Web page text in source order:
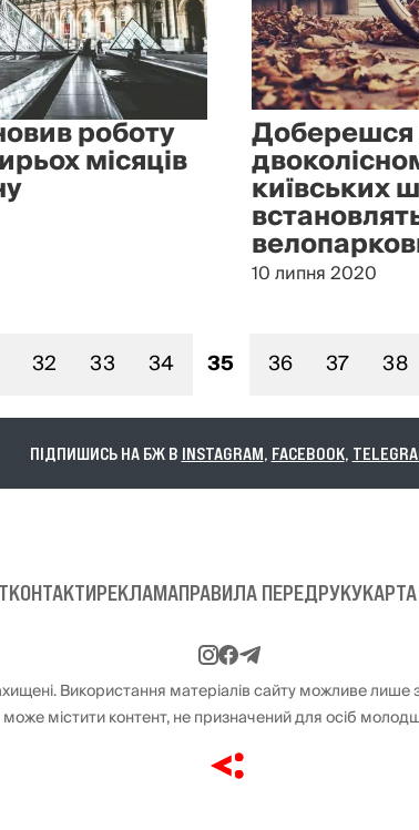
роботу
місяців
Доберешся
київських
10 липня 2020
32 33 34 35 36 37 38
ПІДПИШИСЬ НА БЖ В INSTAGRAM, FACEBOOK,
КОНТАКТИРЕКЛАМАПРАВИЛА ПЕРЕДРУКУ
Використання матеріалів сайту можливе лише
містити контент, не призначений для осіб